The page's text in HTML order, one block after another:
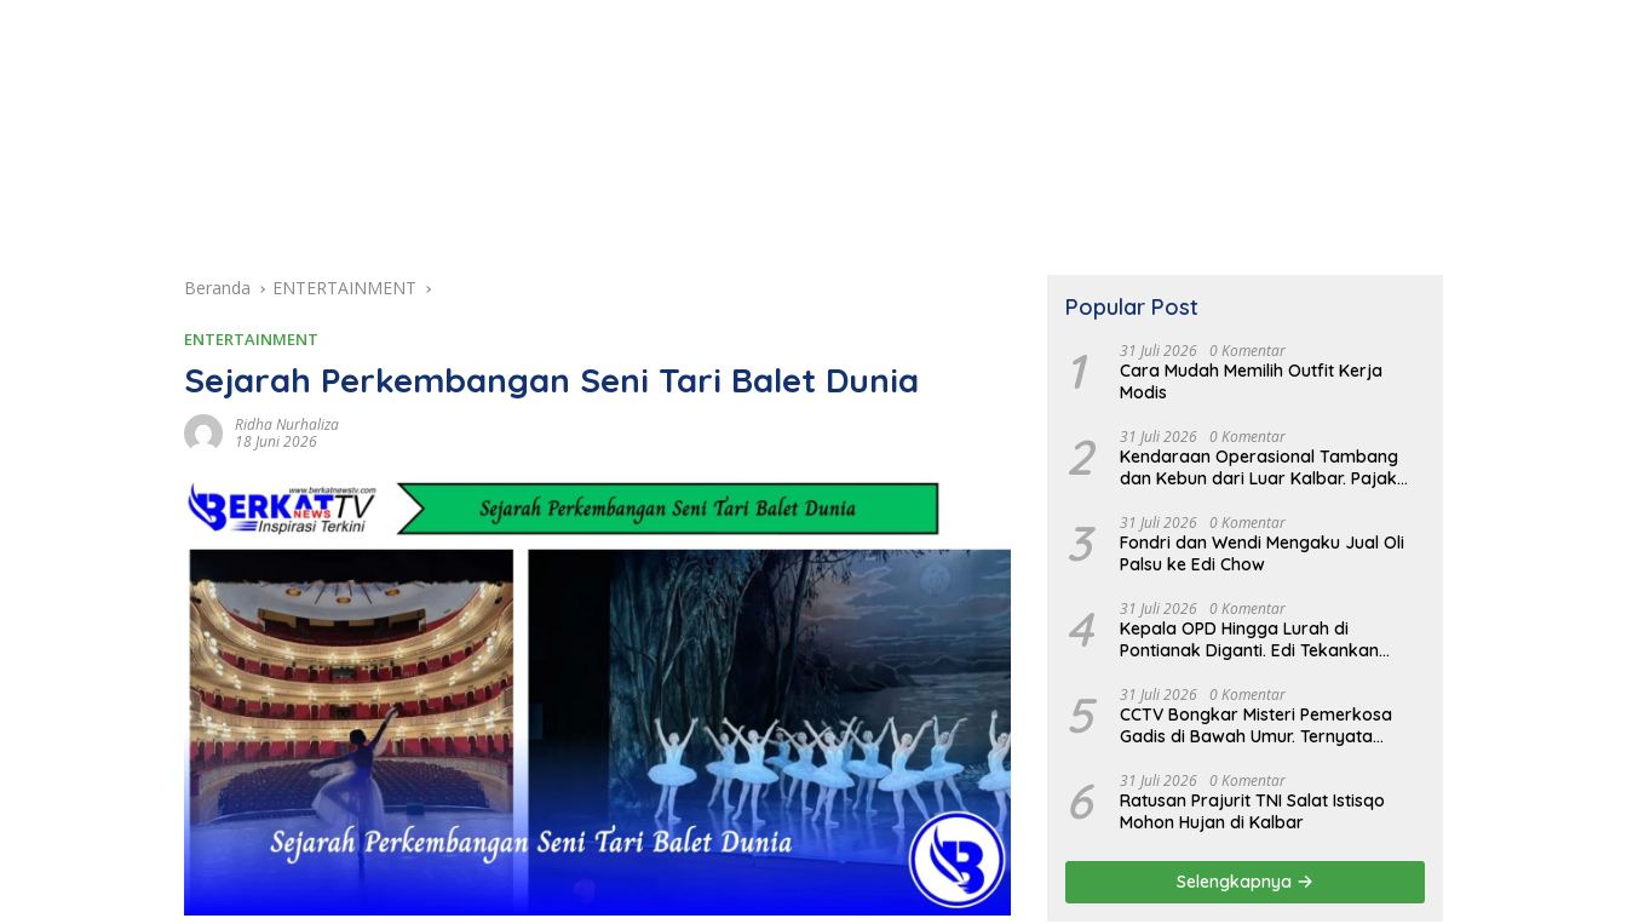
Beranda ENTERTAINMENT
ENTERTAINMENT
Sejarah Perkembangan Seni Tari Balet Dunia
Ridha Nurhaliza
18 Juni 2026
Popular Post
1 31 Juli 2026 0 Komentar
Cara Mudah Memilih Outfit Kerja
Modis
2 31 Juli 2026 0 Komentar
Kendaraan Operasional Tambang
dan Kebun dari Luar Kalbar. Pajak
3 31 Juli 2026 0 Komentar
Fondri dan Wendi Mengaku Jual Oli
Palsu ke Edi Chow
4 31 Juli 2026 0 Komentar
Kepala OPD Hingga Lurah di
Pontianak Diganti. Edi Tekankan
5 31 Juli 2026 0 Komentar
CCTV Bongkar Misteri Pemerkosa
Gadis di Bawah Umur. Ternyata
6 31 Juli 2026 0 Komentar
Ratusan Prajurit TNI Salat Istisqo
Mohon Hujan di Kalbar
Selengkapnya